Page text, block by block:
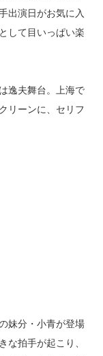
出演日がお気に入
して目いっぱい楽
上海で
リーンに、セリフ
妹分・小青が登場
な拍手が起こり、